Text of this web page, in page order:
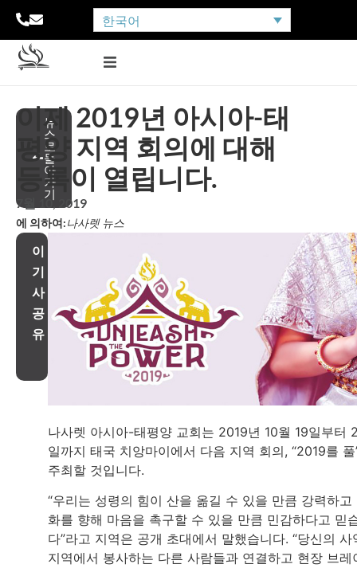
한국어
뉴
스
로
돌
아
가
기
이제 2019년 아시아-태
평양 지역 회의에 대해
등록이 열립니다.
7월 10, 2019
에 의하여:나사렛 뉴스
이
기
사
공
유
나사렛 아시아-태평양 교회는 2019년 10월 19일부터
일까지 태국 치앙마이에서 다음 지역 회의, “2019를 풀
주최할 것입니다.
“우리는 성령의 힘이 산을 옮길 수 있을 만큼 강력하고
화를 향해 마음을 촉구할 수 있을 만큼 민감하다고 믿
다”라고 지역은 공개 초대에서 말했습니다. “당신의 사
지역에서 봉사하는 다른 사람들과 연결하고 현장 브레